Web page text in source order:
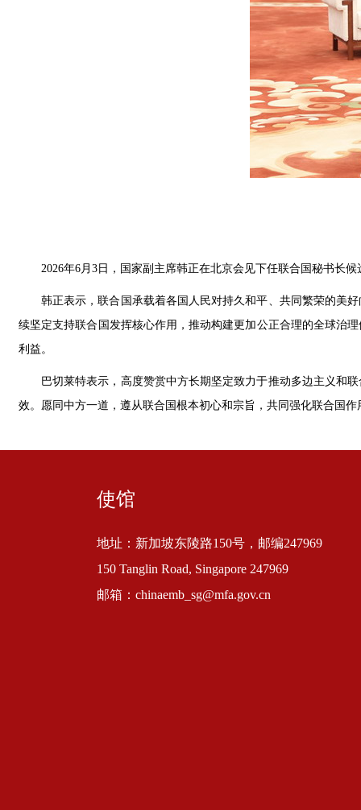
2026年6月3日，国家副主席韩正在北京会见下任联合国秘书长
韩正表示，联合国承载着各国人民对持久和平、共同繁荣的美
续坚定支持联合国发挥核心作用，推动构建更加公正合理的全球治
利益。
巴切莱特表示，高度赞赏中方长期坚定致力于推动多边主义和
效。愿同中方一道，遵从联合国根本初心和宗旨，共同强化联合国作
使馆
地址：新加坡东陵路150号，邮编247969
150 Tanglin Road, Singapore 247969
邮箱：chinaemb_sg@mfa.gov.cn